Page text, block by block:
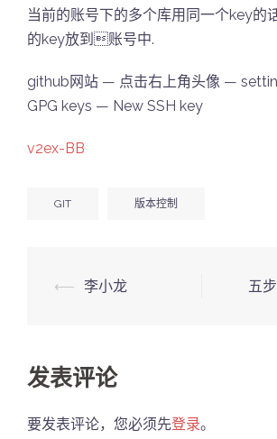
当前的账号下的多个库用同一个key的
的key放到账号中.
github网站 — 点击右上角头像 —
GPG keys — New SSH key
v2ex-BB
GIT 版本控制
Post
⟵ 李小龙 五
发表评论
要发表评论，您必须先登录。